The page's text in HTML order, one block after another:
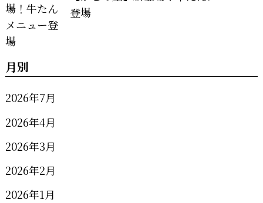
登場
月別
2026年7月
2026年4月
2026年3月
2026年2月
2026年1月